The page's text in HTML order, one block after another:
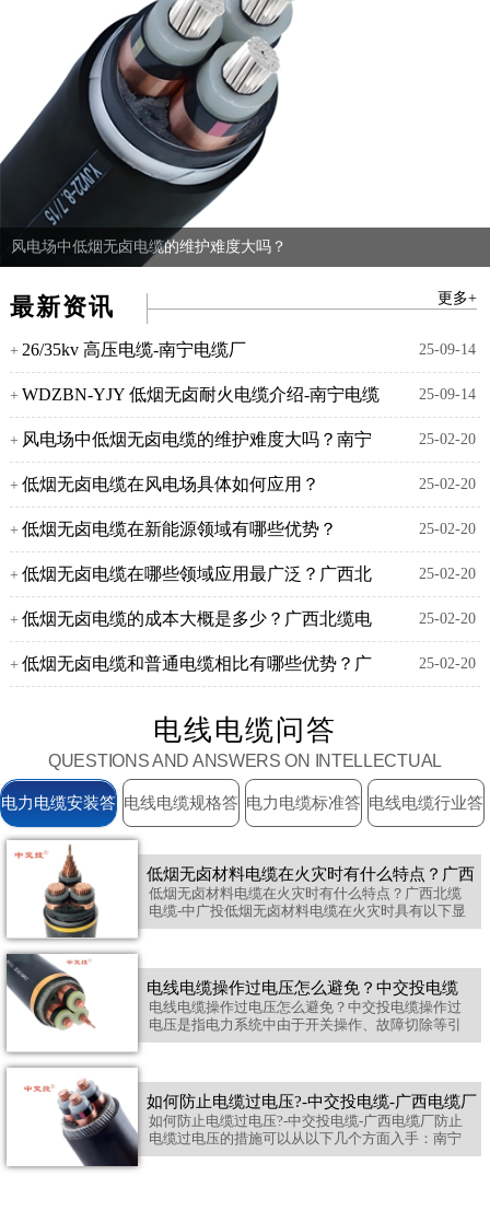
风电场中低烟无卤电缆的维护难度大吗？
最新资讯 更多+
+ 26/35kv 高压电缆-南宁电缆厂 25-09-14
+ WDZBN-YJY 低烟无卤耐火电缆介绍-南宁电缆 25-09-14
+ 风电场中低烟无卤电缆的维护难度大吗？南宁
电缆厂
25-02-20
+ 低烟无卤电缆在风电场具体如何应用？ 25-02-20
+ 低烟无卤电缆在新能源领域有哪些优势？ 25-02-20
+ 低烟无卤电缆在哪些领域应用最广泛？广西北
缆电缆有限公司
25-02-20
+ 低烟无卤电缆的成本大概是多少？广西北缆电
缆有限公司
25-02-20
+ 低烟无卤电缆和普通电缆相比有哪些优势？广 25-02-20
电线电缆问答
QUESTIONS AND ANSWERS ON INTELLECTUAL
PROPERTY
电力电缆安装答
低烟无卤材料电缆在火灾时有什么特点？广西
北缆电缆-中广投
低烟无卤材料电缆在火灾时有什么特点？广西北缆
电缆-中广投低烟无卤材料电缆在火灾时具有以下显
著特点：1. 低烟密度低烟无卤电缆在燃烧时产生的
性确保了火灾现场的能见度，为人员疏散和消防救
援提供了有利条件。2. 无毒...
电线电缆操作过电压怎么避免？中交投电缆
电线电缆操作过电压怎么避免？中交投电缆操作过
电压是指电力系统中由于开关操作、故障切除等引
起的瞬态过电压，可能对电缆绝缘层造成损害。为
线路中安装避雷器，可以有效限制操作过电压的幅
值，保护电缆绝缘层。过电压保护器...
如何防止电缆过电压?-中交投电缆-广西电缆厂
如何防止电缆过电压?-中交投电缆-广西电缆厂防止
电缆过电压的措施可以从以下几个方面入手：南宁
电缆厂。1. 安装过电压保护装置 避雷器：避雷器是
电线电缆规格答 电力电缆标准答 电线电缆行业答